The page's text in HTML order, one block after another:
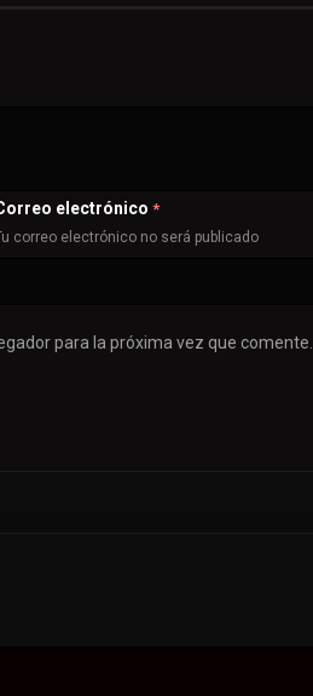
electrónico *
correo electrónico no será publicado
para la próxima vez que comente.